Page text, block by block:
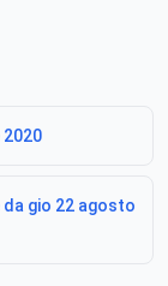
gio 22 agosto